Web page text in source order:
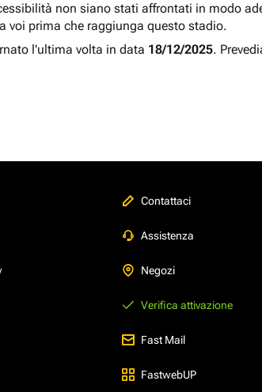
non siano stati affrontati in modo
voi prima che raggiunga questo stadio.
l'ultima volta in data 18/12/2025.
Contattaci
Assistenza
Negozi
Verifica attivazione
Fast Mail
FastwebUP